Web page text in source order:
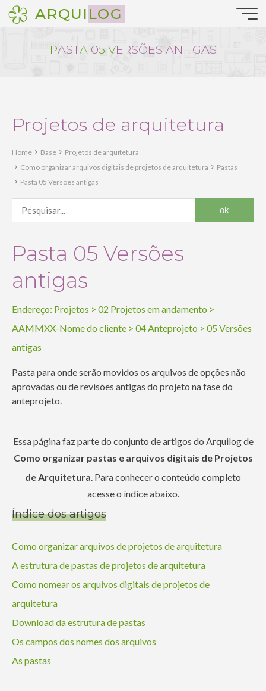
Pular
para
ARQUILOG
PASTA 05 VERSÕES ANTIGAS
Projetos de arquitetura
Home Base
Projetos de arquitetura
Como organizar arquivos digitais de projetos de arquitetura
Pastas
Pasta 05 Versões antigas
Pasta 05 Versões
antigas
Endereço: Projetos > 02 Projetos em andamento >
AAMMXX-Nome do cliente > 04 Anteprojeto > 05 Versões
antigas
Pasta para onde serão movidos os arquivos de opções não
aprovadas ou de revisões antigas do projeto na fase do
anteprojeto.
Essa página faz parte do conjunto de artigos do Arquilog de
Como organizar pastas e arquivos digitais de Projetos
de Arquitetura. Para conhecer o conteúdo completo
acesse o índice abaixo.
Índice dos artigos
Como organizar arquivos de projetos de arquitetura
A estrutura de pastas de projetos de arquitetura
Como nomear os arquivos digitais de projetos de
arquitetura
Download da estrutura de pastas
Os campos dos nomes dos arquivos
As pastas